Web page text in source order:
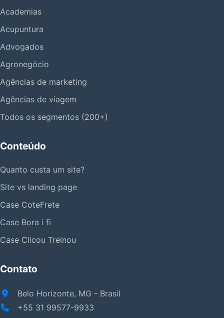
Academias
Acupuntura
Advogados
Agronegócio
Agências de marketing
Agências de viagem
Todos os segmentos (200+)
Conteúdo
Quanto custa um site?
Site vs landing page
Case CoteFrete
Case Bora i fi
Case Clicou Treinou
Contato
Belo Horizonte, MG - Brasil
+55 31 99577-9933